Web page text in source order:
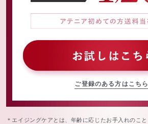
ご登録のある方はこちら
＊エイジングケアとは、年齢に応じたお手入れのこと